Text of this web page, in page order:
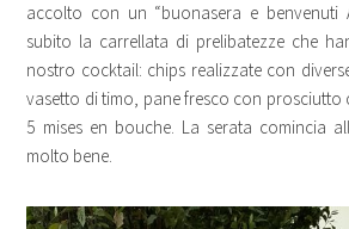
accolto con un “buonasera e benvenuti
subito la carrellata di prelibatezze che
nostro cocktail: chips realizzate con
vasetto di timo, pane fresco con prosciutto
5 mises en bouche. La serata comincia
molto bene.